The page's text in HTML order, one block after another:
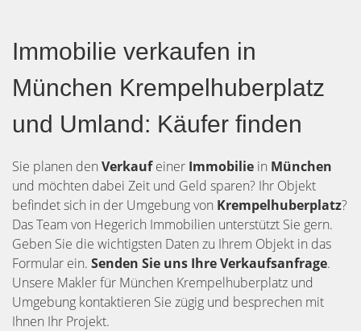
Immobilie verkaufen in
München Krempelhuberplatz
und Umland: Käufer finden
Sie planen den Verkaufeiner Immobilie in München
und möchten dabei Zeit und Geld sparen? Ihr Objekt
befindet sich in der Umgebung von Krempelhuberplatz?
Das Team von Hegerich Immobilien unterstützt Sie gern.
Geben Sie die wichtigsten Daten zu Ihrem Objekt in das
Formular ein. Senden Sie uns Ihre Verkaufsanfrage.
Unsere Makler für München Krempelhuberplatz und
Umgebung kontaktieren Sie zügig und besprechen mit
Ihnen Ihr Projekt.